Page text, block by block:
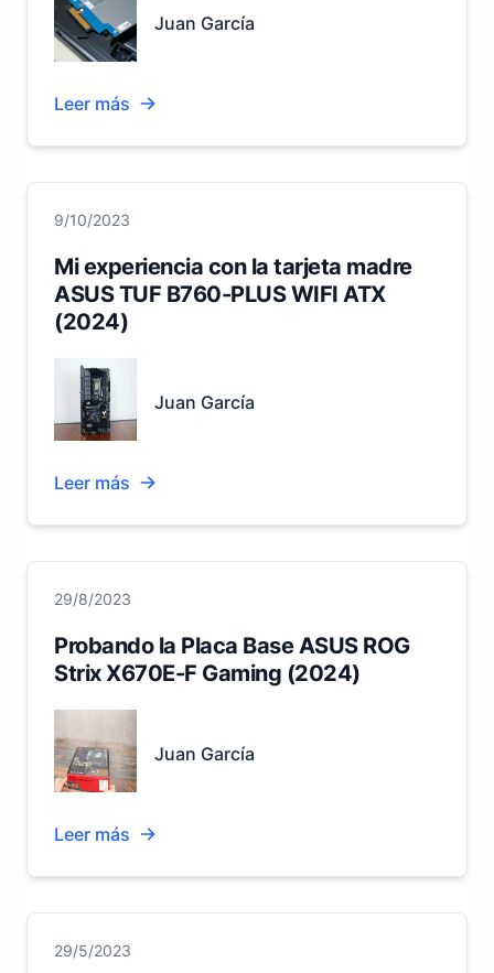
Juan García
Leer más
9/10/2023
Mi experiencia con la tarjeta madre
ASUS TUF B760-PLUS WIFI ATX
(2024)
Juan García
Leer más
29/8/2023
Probando la Placa Base ASUS ROG
Strix X670E-F Gaming (2024)
Juan García
Leer más
29/5/2023